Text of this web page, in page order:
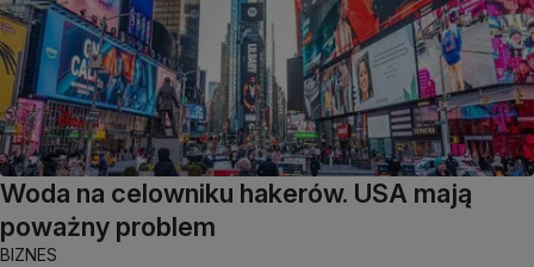
Woda na celowniku hakerów. USA mają
poważny problem
BIZNES